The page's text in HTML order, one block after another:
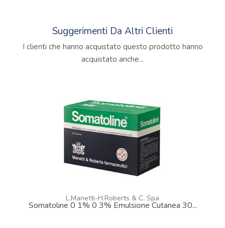
Suggerimenti Da Altri Clienti
I clienti che hanno acquistato questo prodotto hanno
acquistato anche...
L.Manetti-H.Roberts & C. Spa
Somatoline 0 1% 0 3% Emulsione Cutanea 30...